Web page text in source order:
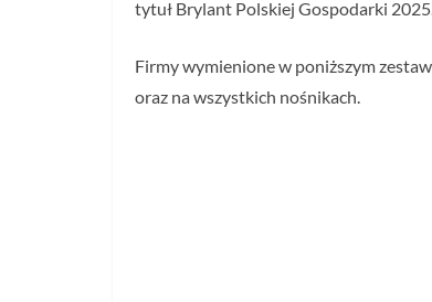
tytuł Brylant Polskiej Gospodarki
Firmy wymienione w poniższym
oraz na wszystkich nośnikach.